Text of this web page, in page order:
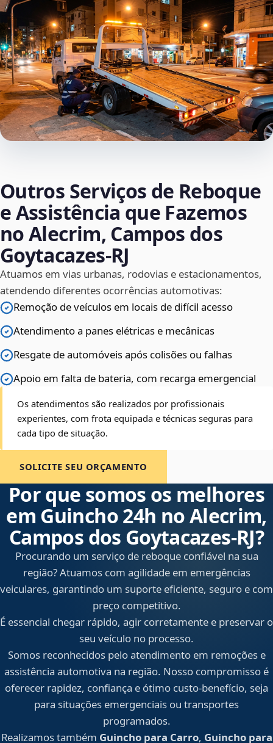
Outros Serviços de Reboque
e Assistência que Fazemos
no Alecrim, Campos dos
Goytacazes‑RJ
Atuamos em vias urbanas, rodovias e estacionamentos,
atendendo diferentes ocorrências automotivas:
Remoção de veículos em locais de difícil acesso
Atendimento a panes elétricas e mecânicas
Resgate de automóveis após colisões ou falhas
Apoio em falta de bateria, com recarga emergencial
Os atendimentos são realizados por profissionais
experientes, com frota equipada e técnicas seguras para
cada tipo de situação.
SOLICITE SEU ORÇAMENTO
Por que somos os melhores
em Guincho 24h no Alecrim,
Campos dos Goytacazes‑RJ?
Procurando um serviço de reboque confiável na sua
região? Atuamos com agilidade em emergências
veiculares, garantindo um suporte eficiente, seguro e com
preço competitivo.
É essencial chegar rápido, agir corretamente e preservar o
seu veículo no processo.
Somos reconhecidos pelo atendimento em remoções e
assistência automotiva na região. Nosso compromisso é
oferecer rapidez, confiança e ótimo custo-benefício, seja
para situações emergenciais ou transportes
programados.
Realizamos também Guincho para Carro, Guincho para